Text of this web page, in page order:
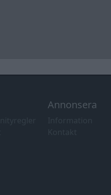
Annonsera